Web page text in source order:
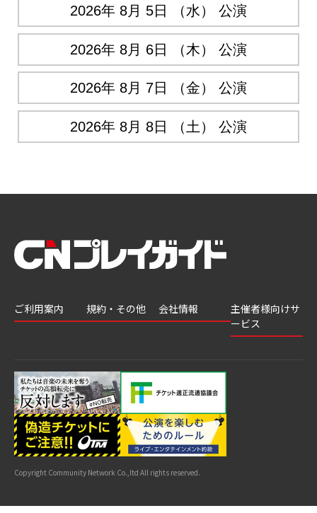
2026年 8月 5日 （水） 公演
2026年 8月 6日 （木） 公演
2026年 8月 7日 （金） 公演
2026年 8月 8日 （土） 公演
ご利用案内
結果
よくあるご質問
はじめてガイド
公演中止・変更
サイトマップ
規約・その他
利用規約
特商法に基づく
表示
カスタマーハラ
スメントへの対
応指針
会社情報
主催者様向けサ
ービス
Copyright Community Network Co.,ltd All rights reserved.